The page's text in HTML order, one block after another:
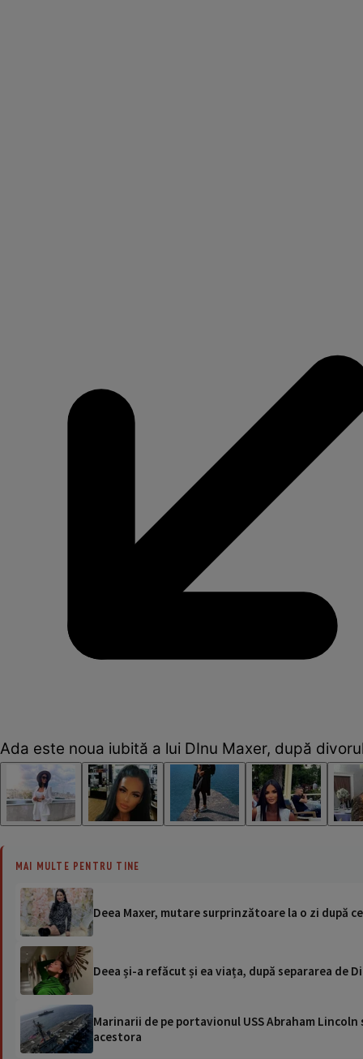
Ada este noua iubită a lui DInu Maxer, după
MAI MULTE PENTRU TINE
Deea Maxer, mutare surprinzătoare la o zi după
Deea și-a refăcut și ea viața, după separarea de
Marinarii de pe portavionul USS Abraham
acestora